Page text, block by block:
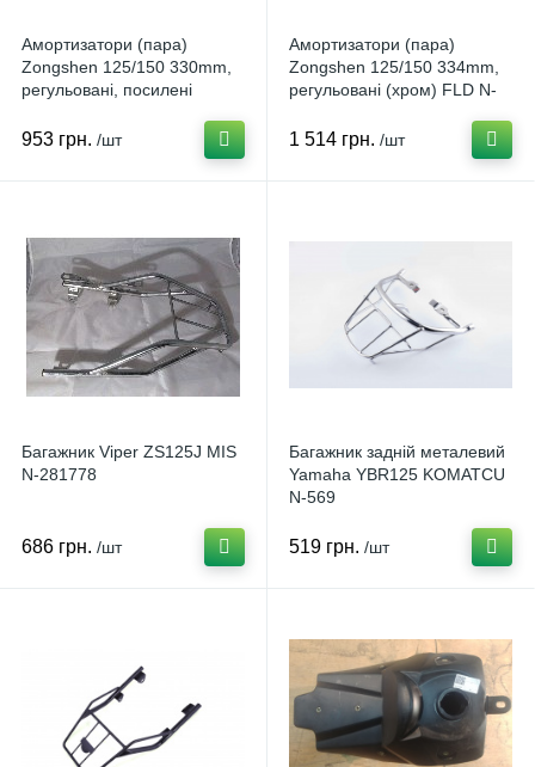
Амортизатори (пара)
Zongshen 125/150 330mm,
регульовані, посилені
953 грн. /шт
Амортизатори (пара)
Zongshen 125/150 334mm,
регульовані (хром) FLD N-
1 514 грн. /шт
Багажник Viper ZS125J MIS
N-281778
686 грн. /шт
Багажник задній металевий
Yamaha YBR125 KOMATCU
N-569
519 грн. /шт